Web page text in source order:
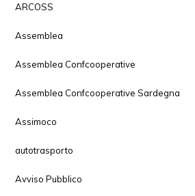
ARCOSS
Assemblea
Assemblea Confcooperative
Assemblea Confcooperative Sardegna
Assimoco
autotrasporto
Avviso Pubblico